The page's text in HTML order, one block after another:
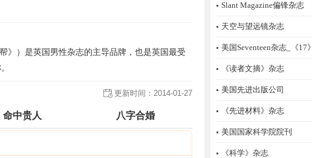
》）是英国男性杂志的主导品牌，也是英国最受
更新时间： 2014-01-27
命中贵人 八字合婚
Slant Magazine偏锋杂志
天空与望远镜杂志
美国Seventeen杂志_《17》
《读者文摘》杂志
美国先进出版公司
《先进材料》杂志
美国国家科学院院刊
《科学》杂志